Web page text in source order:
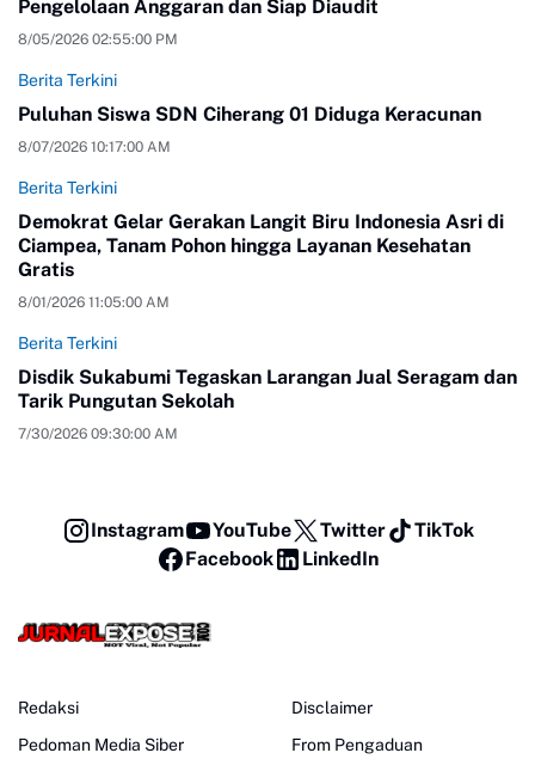
Pengelolaan Anggaran dan Siap Diaudit
8/05/2026 02:55:00 PM
Berita Terkini
Puluhan Siswa SDN Ciherang 01 Diduga Keracunan
8/07/2026 10:17:00 AM
Berita Terkini
Demokrat Gelar Gerakan Langit Biru Indonesia Asri di
Ciampea, Tanam Pohon hingga Layanan Kesehatan
Gratis
8/01/2026 11:05:00 AM
Berita Terkini
Disdik Sukabumi Tegaskan Larangan Jual Seragam dan
Tarik Pungutan Sekolah
7/30/2026 09:30:00 AM
Instagram YouTube Twitter
TikTok
Facebook
LinkedIn
Redaksi
Pedoman Media Siber
Disclaimer
From Pengaduan